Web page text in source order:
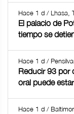
Hace 1 d / Lhasa,
El palacio de
tiempo se
Hace 1 d /
Reducir 93 por
oral puede
Hace 1 d /